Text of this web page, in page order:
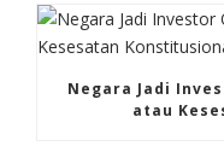
Negara Jadi
atau